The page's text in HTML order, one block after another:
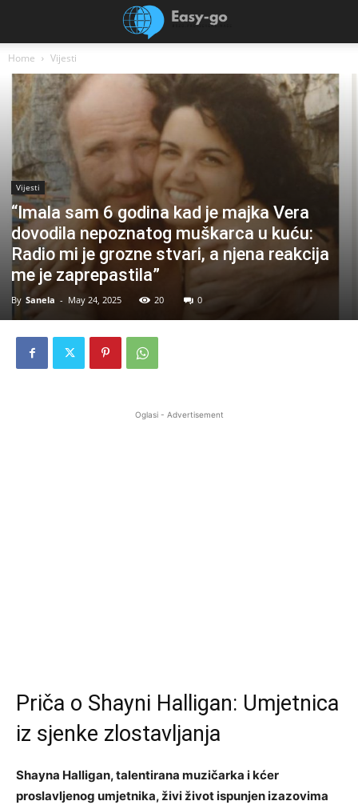
Home Vijesti
Vijesti
“Imala sam 6 godina kad je majka Vera
dovodila nepoznatog muškarca u kuću:
Radio mi je grozne stvari, a njena reakcija
me je zaprepastila”
By Sanela - May 24, 2025 20 0
Oglasi - Advertisement
Priča o Shayni Halligan: Umjetnica
iz sjenke zlostavljanja
Shayna Halligan, talentirana muzičarka i kćer
proslavljenog umjetnika, živi život ispunjen izazovima